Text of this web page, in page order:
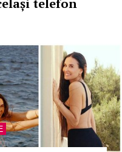
telefon